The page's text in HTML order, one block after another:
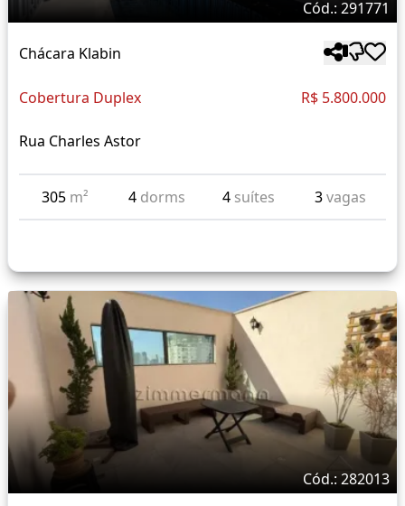
Cód.: 291771
Chácara Klabin
Cobertura Duplex R$ 5.800.000
Rua Charles Astor
305 m² 4 dorms 4 suítes 3vagas
Cód.: 282013